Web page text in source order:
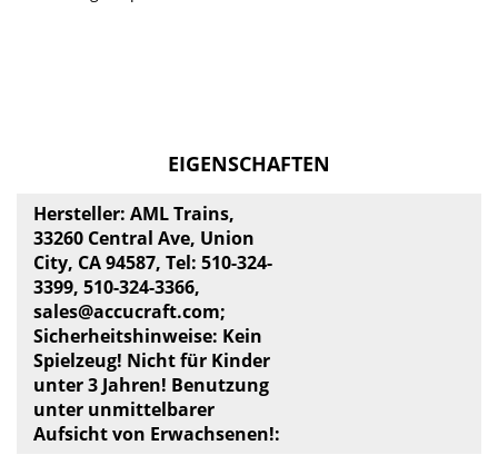
EIGENSCHAFTEN
Hersteller: AML Trains,
33260 Central Ave, Union
City, CA 94587, Tel: 510-324-
3399, 510-324-3366,
sales@accucraft.com;
Sicherheitshinweise: Kein
Spielzeug! Nicht für Kinder
unter 3 Jahren! Benutzung
unter unmittelbarer
Aufsicht von Erwachsenen!: